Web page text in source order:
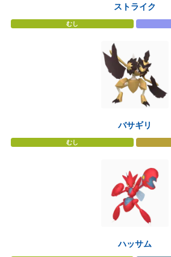
ストライク
むし
バサギリ
むし
ハッサム